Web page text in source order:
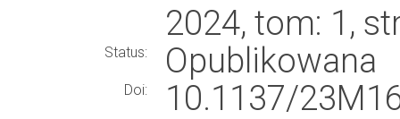
2024, tom: 1,
Status: Opublikowana
Doi:
10.1137/